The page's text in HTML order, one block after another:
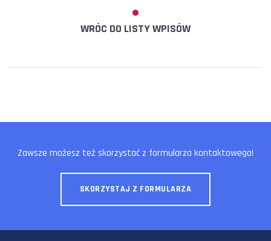
WRÓC DO LISTY WPISÓW
Zawsze możesz też skorzystać z formularza kontaktowego!
SKORZYSTAJ Z FORMULARZA